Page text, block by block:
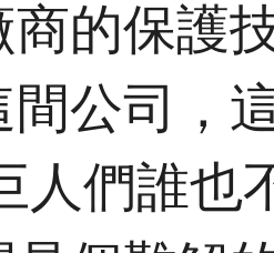
商的保護
間公司，
人們誰也